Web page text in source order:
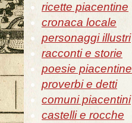
ricette piacentine
cronaca locale
personaggi illustri
racconti e storie
poesie piacentine
proverbi e detti
comuni piacentini
castelli e rocche